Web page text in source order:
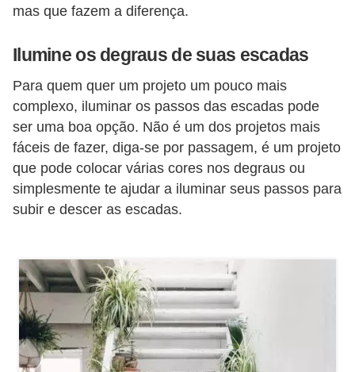
mas que fazem a diferença.
Ilumine os degraus de suas escadas
Para quem quer um projeto um pouco mais
complexo, iluminar os passos das escadas pode
ser uma boa opção. Não é um dos projetos mais
fáceis de fazer, diga-se por passagem, é um projeto
que pode colocar várias cores nos degraus ou
simplesmente te ajudar a iluminar seus passos para
subir e descer as escadas.